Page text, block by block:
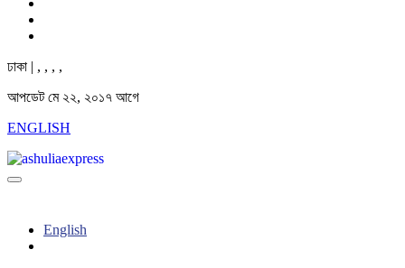
ঢাকা | , , , ,
আপডেট মে ২২, ২০১৭ আগে
ENGLISH
English